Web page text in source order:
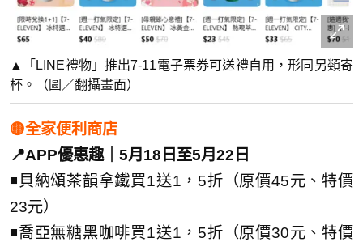
▲「LINE禮物」推出7-11電子票券可送禮自用，形同另類寄
杯。（圖／翻攝畫面）
🟡全家便利商店
📍APP優惠趣｜5月18日至5月22日
◾貝納頌茶韻拿鐵買1送1，5折（原價45元、特價
23元）
◾喬亞無糖黑咖啡買1送1，5折（原價30元、特價